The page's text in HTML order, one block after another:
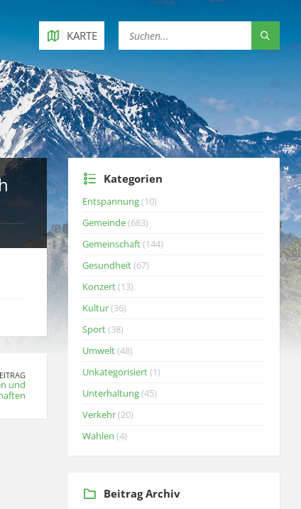
KARTE
und
Kategorien
Entspannung(10)
Gemeinde(683)
Gemeinschaft(144)
Gesundheit(67)
Konzert(13)
Kultur(36)
Sport(38)
Umwelt(48)
Unkategorisiert(1)
Unterhaltung(45)
Verkehr(20)
Wahlen (4)
Beitrag Archiv